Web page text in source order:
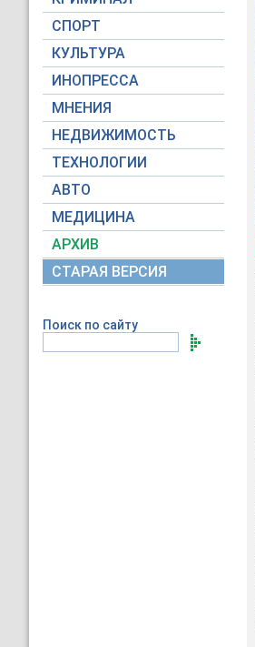
СПОРТ
КУЛЬТУРА
ИНОПРЕССА
МНЕНИЯ
НЕДВИЖИМОСТЬ
ТЕХНОЛОГИИ
АВТО
МЕДИЦИНА
АРХИВ
СТАРАЯ ВЕРСИЯ
Поиск по сайту